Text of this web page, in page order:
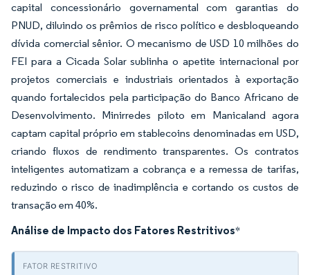
capital concessionário governamental com garantias do
PNUD, diluindo os prêmios de risco político e desbloqueando
dívida comercial sênior. O mecanismo de USD 10 milhões do
FEI para a Cicada Solar sublinha o apetite internacional por
projetos comerciais e industriais orientados à exportação
quando fortalecidos pela participação do Banco Africano de
Desenvolvimento. Minirredes piloto em Manicaland agora
captam capital próprio em stablecoins denominadas em USD,
criando fluxos de rendimento transparentes. Os contratos
inteligentes automatizam a cobrança e a remessa de tarifas,
reduzindo o risco de inadimplência e cortando os custos de
transação em 40%.
Análise de Impacto dos Fatores Restritivos*